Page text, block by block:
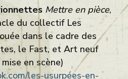
Mettre en pièce,
du collectif Les
dans le cadre des
le Fast, et Art neuf
en scène)
les-usurpées-en-